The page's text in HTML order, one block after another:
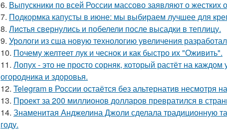
6. Выпускники по всей России массово заявляют о жестких
7. Подкормка капусты в июне: мы выбираем лучшее для
8. Лиcтья свернулись и побелели после высадки в теплицу.
9. Урологи из сша новую технологию увеличения
10. Почему желтеет лук и чеснок и как быстро их "Оживить".
11. Лопух - это не просто сорняк, который растёт на
огородника и здоровья.
12. Telegram в России остаётся без альтернатив несмотря
13. Проект за 200 миллионов долларов превратился в
14. Знаменитая Анджелина Джоли сделала традиционную
году.